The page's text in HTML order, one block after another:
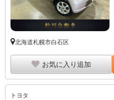
北海道札幌市白石区
お気に入り追加
トヨタ